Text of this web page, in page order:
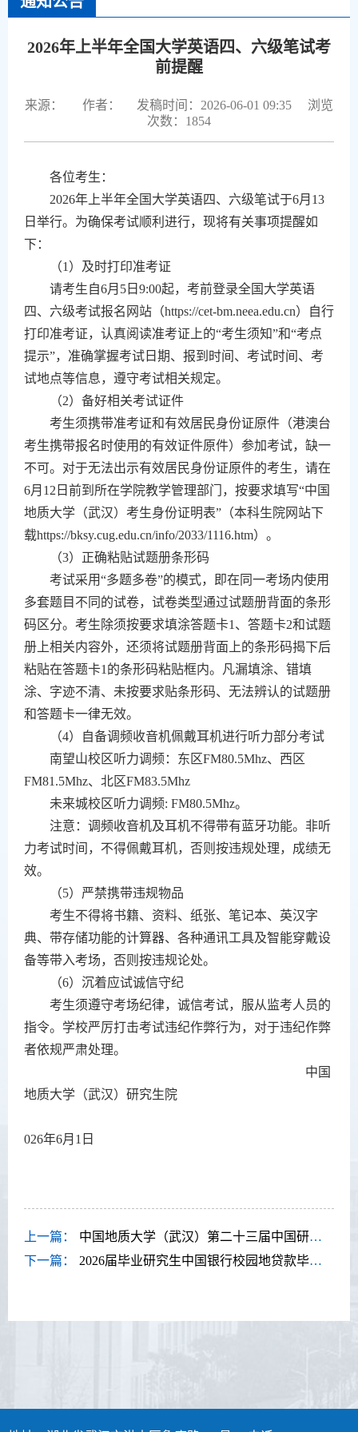
2026年上半年全国大学英语四、六级笔试考
前提醒
来源： 作者： 发稿时间：2026-06-01 09:35
浏览
次数： 1854
各位考生：
2026年上半年全国大学英语四、六级笔试于6月 13
日举行。为确保考试顺利进行，现将有关事项提醒如
下：
（1 ）及时打印准考证
请考生自6月 5 日 9:00起，考前登录全国大学英语
四、六级考试报名网站（https://cet-bm.neea.edu.cn）自行
打印准考证，认真阅读准考证上的“考生须知”和“考点
提示”，准确掌握考试日期、报到时间、考试时间、考
试地点等信息，遵守考试相关规定。
（2）备好相关考试证件
考生须携带准考证和有效居民身份证原件（港澳台
考生携带报名时使用的有效证件原件）参加考试，缺一
不可。对于无法出示有效居民身份证原件的考生，请在
6月 12 日前到所在学院教学管理部门，按要求填写“中国
地质大学（武汉）考生身份证明表”（本科生院网站下
载https://bksy.cug.edu.cn/info/2033/1116.htm）。
（3）正确粘贴试题册条形码
考试采用“多题多卷”的模式，即在同一考场内使用
多套题目不同的试卷，试卷类型通过试题册背面的条形
码区分。考生除须按要求填涂答题卡1 、答题卡2和试题
册上相关内容外，还须将试题册背面上的条形码揭下后
粘贴在答题卡1 的条形码粘贴框内。凡漏填涂、错填
涂、字迹不清、未按要求贴条形码、无法辨认的试题册
和答题卡一律无效。
（4）自备调频收音机佩戴耳机进行听力部分考试
南望山校区听力调频：东区FM80.5Mhz、西区
FM81.5Mhz、北区FM83.5Mhz
未来城校区听力调频: FM80.5Mhz。
注意：调频收音机及耳机不得带有蓝牙功能。非听
力考试时间，不得佩戴耳机，否则按违规处理，成绩无
效。
（5）严禁携带违规物品
考生不得将书籍、资料、纸张、笔记本、英汉字
典、带存储功能的计算器、各种通讯工具及智能穿戴设
备等带入考场，否则按违规论处。
（6）沉着应试诚信守纪
考生须遵守考场纪律，诚信考试，服从监考人员的
指令。学校严厉打击考试违纪作弊行为，对于违纪作弊
者依规严肃处理。
中国
地质大学（武汉）研究生院
026年6月 1 日
上一篇：
中国地质大学（武汉）第二十三届中国研究生数学建模竞赛校内参赛通知
下一篇：
2026届毕业研究生中国银行校园地贷款毕业确认流程